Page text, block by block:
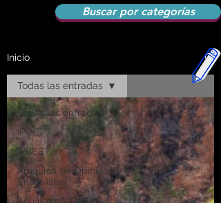
Buscar por categorías
Inicio
Todas las entradas
IPCC
IPBES
Artículos de Opinión -
Entrevistas
Todas las entradas